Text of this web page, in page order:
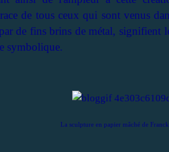
de tous ceux qui sont venus
de fins brins de métal,
symbolique.
La sculpture en papier mâché de